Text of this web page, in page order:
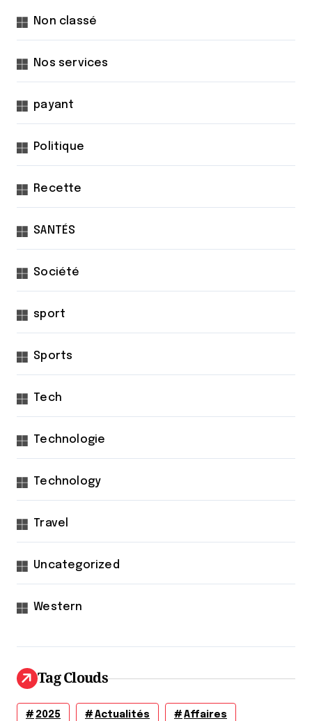
Non classé
Nos services
payant
Politique
Recette
SANTÉS
Société
sport
Sports
Tech
Technologie
Technology
Travel
Uncategorized
Western
Tag Clouds
2025 Actualités Affaires